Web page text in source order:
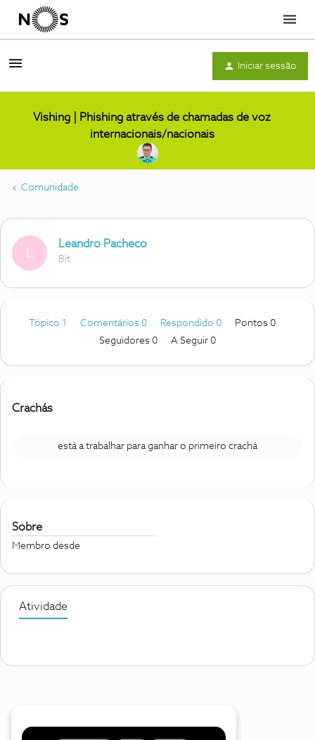
Menu
Iniciar sessão
Vishing | Phishing através de chamadas de voz
internacionais/nacionais
Comunidade
L
Leandro Pacheco
Bit
Tópico 1 Comentários 0 Respondido 0
Pontos 0
Seguidores 0 A Seguir 0
Crachás
está a trabalhar para ganhar o primeiro crachá
Sobre
Membro desde
Atividade